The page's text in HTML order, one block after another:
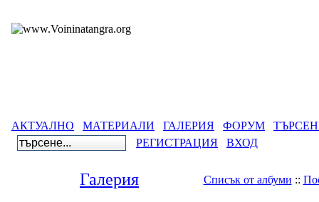
АКТУАЛНО МАТЕРИАЛИ ГАЛЕРИЯ ФОРУМ
РЕГИСТРАЦИЯ
ВХОД
Галерия Списък от албуми ::